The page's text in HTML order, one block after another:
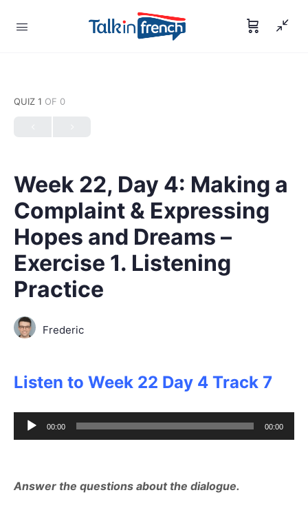
QUIZ 1 OF 0
Week 22, Day 4: Making a
Complaint & Expressing
Hopes and Dreams – ​
Exercise 1. Listening
Practice
Frederic
Listen to Week 22 Day 4 Track 7
Audio
Player
00:00 00:00
Answer the questions about the dialogue.